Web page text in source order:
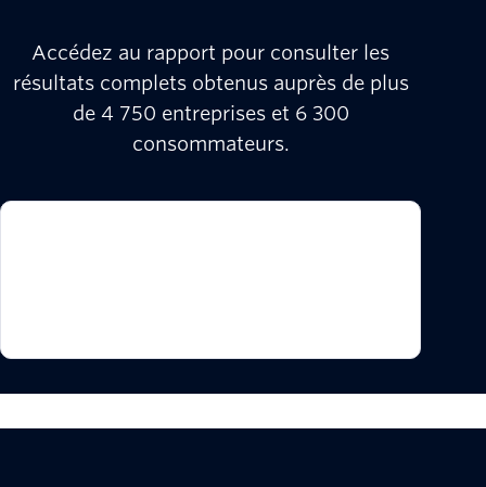
Accédez au rapport pour consulter les
résultats complets obtenus auprès de plus
de 4 750 entreprises et 6 300
consommateurs.